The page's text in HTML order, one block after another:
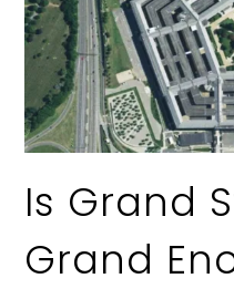
Is Grand
Grand